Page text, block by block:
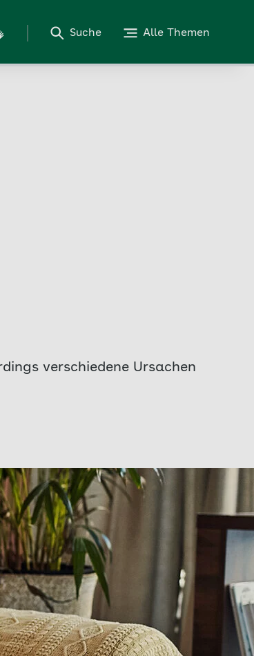
Suche Alle Themen
verschiedene Ursachen